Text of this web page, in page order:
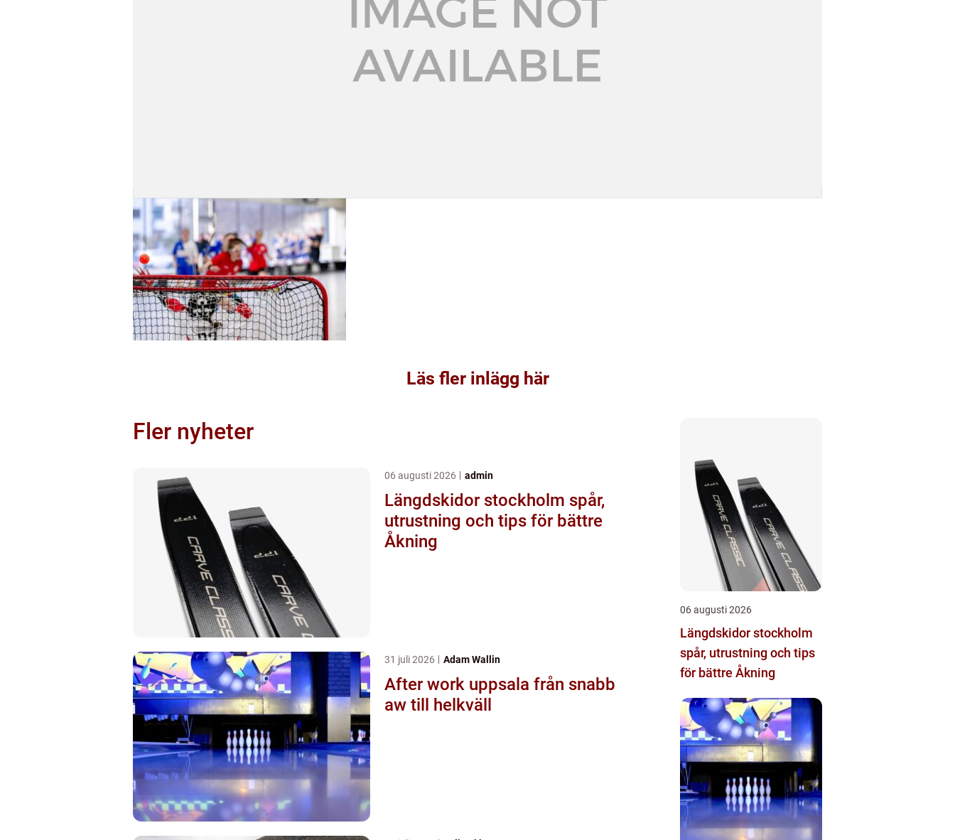
Läs fler inlägg här
Fler nyheter
06 augusti 2026 admin
Längdskidor stockholm spår,
utrustning och tips för bättre
Åkning
31 juli 2026 Adam Wallin
After work uppsala från snabb
aw till helkväll
06 augusti 2026
Längdskidor stockholm
spår, utrustning och tips
för bättre Åkning